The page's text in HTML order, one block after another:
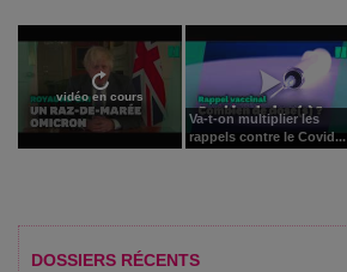
vidéo en cours
Va-t-on multiplier les
rappels contre le Covid...
DOSSIERS RÉCENTS